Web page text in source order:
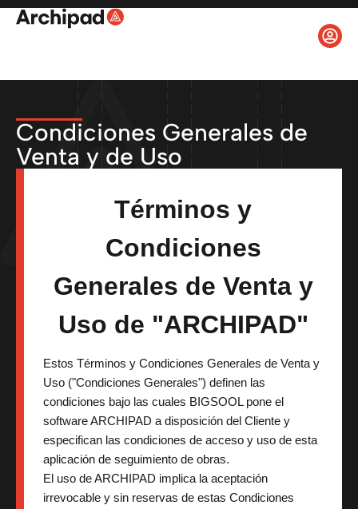
Condiciones Generales de
Venta y de Uso
Términos y
Condiciones
Generales de Venta y
Uso de "ARCHIPAD"
Estos Términos y Condiciones Generales de Venta y
Uso ("Condiciones Generales") definen las
condiciones bajo las cuales BIGSOOL pone el
software ARCHIPAD a disposición del Cliente y
especifican las condiciones de acceso y uso de esta
aplicación de seguimiento de obras.
El uso de ARCHIPAD implica la aceptación
irrevocable y sin reservas de estas Condiciones